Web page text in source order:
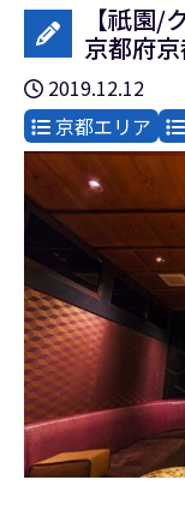
【祇園/
京都府
2019.12.12
京都エリア